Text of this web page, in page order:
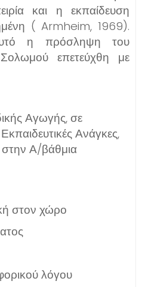
και η εκπαίδευση
( Armheim, 1969).
η πρόσληψη του
επετεύχθη με
Αγωγής, σε
Ανάγκες,
στην Α/βάθμια
στον χώρο
λόγου